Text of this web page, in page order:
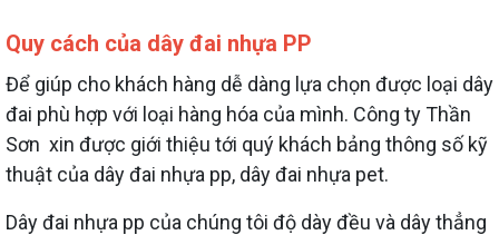
Quy cách của dây đai nhựa PP
Để giúp cho khách hàng dễ dàng lựa chọn được loại dây
đai phù hợp với loại hàng hóa của mình. Công ty Thần
Sơn xin được giới thiệu tới quý khách bảng thông số kỹ
thuật của dây đai nhựa pp, dây đai nhựa pet.
Dây đai nhựa pp của chúng tôi độ dày đều và dây thẳng